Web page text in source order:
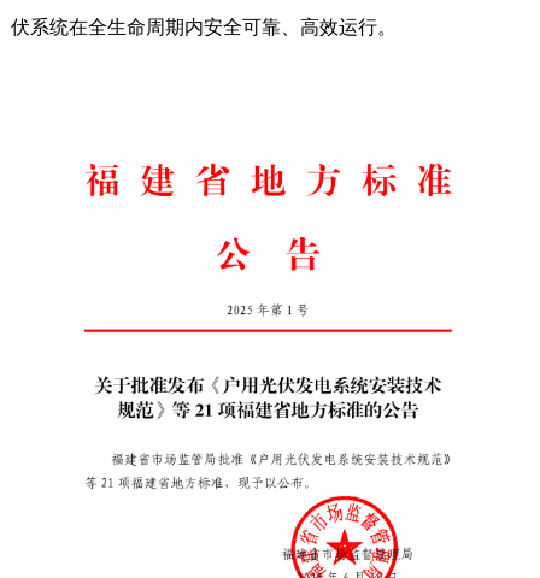
伏系统在全生命周期内安全可靠、高效运行。